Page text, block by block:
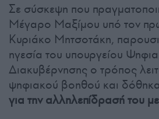
Σε σύσκεψη που
Μέγαρο Μαξίμου υπό τον
Κυριάκο Μητσοτάκη,
ηγεσία του υπουργείου
Διακυβέρνησης ο τρόπος
ψηφιακού βοηθού και
για την αλληλεπίδρασή του